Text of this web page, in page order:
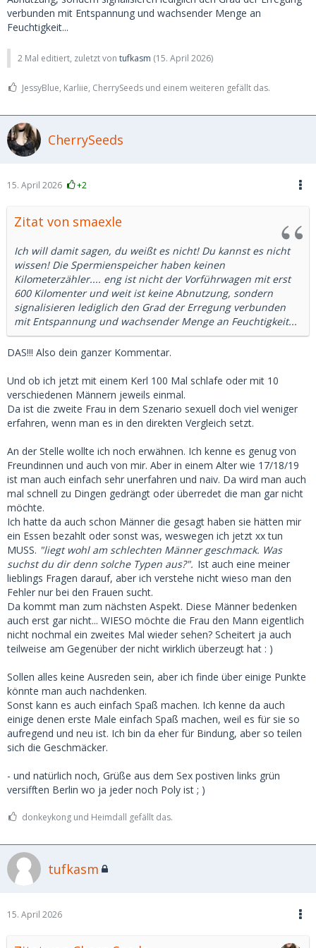
verbunden mit Entspannung und wachsender Menge an
Feuchtigkeit...
2 Mal editiert, zuletzt von tufkasm (15. April 2026)
JessyBlue, Karliie, CherrySeeds und einem weiteren gefällt das.
CherrySeeds
15. April 2026 +2
Zitat von smaexle
Ich will damit sagen, du weißt es nicht! Du kannst es nicht
wissen! Die Spermienspeicher haben keinen
Kilometerzähler.... eng ist nicht der Vorführwagen mit erst
600 Kilomenter und weit ist keine Abnutzung, sondern
signalisieren lediglich den Grad der Erregung verbunden
mit Entspannung und wachsender Menge an Feuchtigkeit...
DAS!!! Also dein ganzer Kommentar.
Und ob ich jetzt mit einem Kerl 100 Mal schlafe oder mit 10
verschiedenen Männern jeweils einmal.
Da ist die zweite Frau in dem Szenario sexuell doch viel weniger
erfahren, wenn man es in den direkten Vergleich setzt.
An der Stelle wollte ich noch erwähnen. Ich kenne es genug von
Freundinnen und auch von mir. Aber in einem Alter wie 17/18/19
ist man auch einfach sehr unerfahren und naiv. Da wird man auch
mal schnell zu Dingen gedrängt oder überredet die man gar nicht
möchte.
Ich hatte da auch schon Männer die gesagt haben sie hätten mir
ein Essen bezahlt oder sonst was, weswegen ich jetzt xx tun
MUSS. "liegt wohl am schlechten Männer geschmack. Was
suchst du dir denn solche Typen aus?". Ist auch eine meiner
lieblings Fragen darauf, aber ich verstehe nicht wieso man den
Fehler nur bei den Frauen sucht.
Da kommt man zum nächsten Aspekt. Diese Männer bedenken
auch erst gar nicht... WIESO möchte die Frau den Mann eigentlich
nicht nochmal ein zweites Mal wieder sehen? Scheitert ja auch
teilweise am Gegenüber der nicht wirklich überzeugt hat : )
Sollen alles keine Ausreden sein, aber ich finde über einige Punkte
könnte man auch nachdenken.
Sonst kann es auch einfach Spaß machen. Ich kenne da auch
einige denen erste Male einfach Spaß machen, weil es für sie so
aufregend und neu ist. Ich bin da eher für Bindung, aber so teilen
sich die Geschmäcker.
- und natürlich noch, Grüße aus dem Sex postiven links grün
versifften Berlin wo ja jeder noch Poly ist ; )
donkeykong und Heimdall gefällt das.
tufkasm
15. April 2026